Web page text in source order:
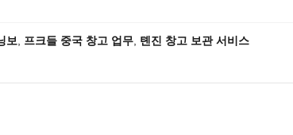
보 프크들 중국 창고 업무 톈진 창고 보관 서비스